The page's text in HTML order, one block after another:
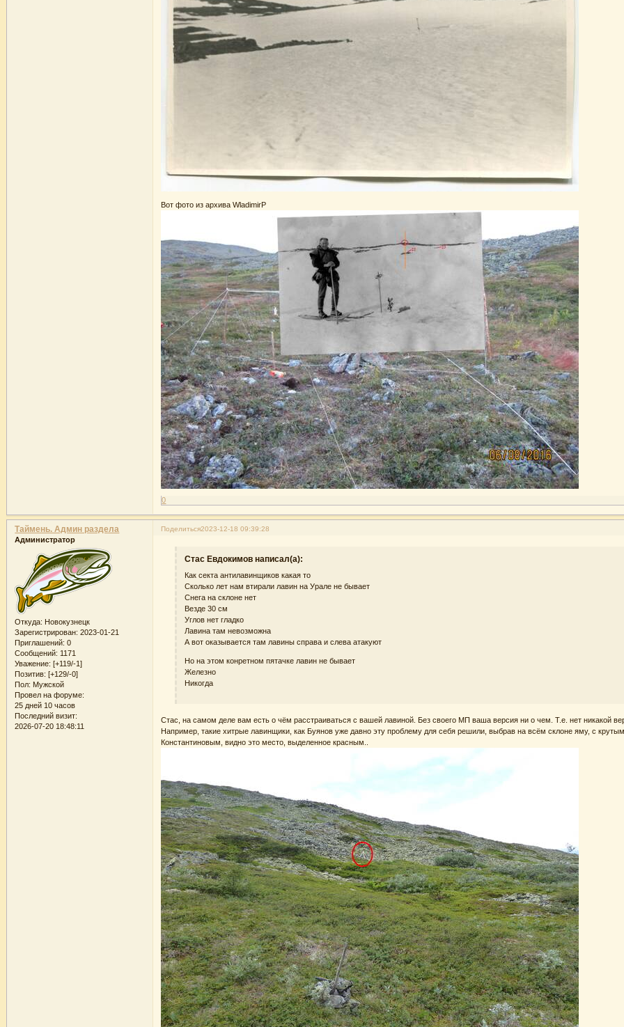
Вот фото из архива WladimirP
0
Поделиться2023-12-18 09:39:28
Таймень. Админ раздела
Администратор
Откуда: Новокузнецк
Зарегистрирован: 2023-01-21
Приглашений: 0
Сообщений: 1171
Уважение: [+119/-1]
Позитив: [+129/-0]
Пол: Мужской
Провел на форуме:
25 дней 10 часов
Последний визит:
2026-07-20 18:48:11
Стас Евдокимов написал(а):
Как секта антилавинщиков какая то
Сколько лет нам втирали лавин на Урале не бывает
Снега на склоне нет
Везде 30 см
Углов нет гладко
Лавина там невозможна
А вот оказывается там лавины справа и слева атакуют
Но на этом конретном пятачке лавин не бывает
Железно
Никогда
Стас, на самом деле вам есть о чём расстраиваться с вашей лавиной. Без своего МП ваша версия ни о чем. Т.е. нет никакой
Например, такие хитрые лавинщики, как Буянов уже давно эту проблему для себя решили, выбрав на всём склоне яму, с
Константиновым, видно это место, выделенное красным..